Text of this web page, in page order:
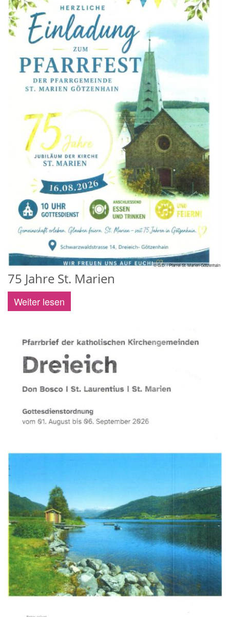
© G.D. / Pfarrei St. Marien Götzenhain
75 Jahre St. Marien
Weiter lesen